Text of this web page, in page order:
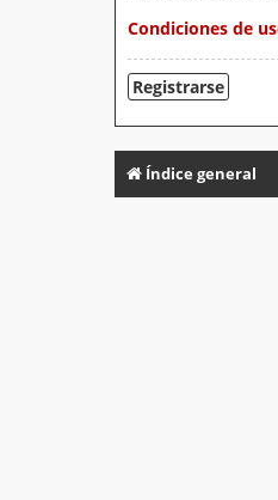
Condiciones de
Registrarse
Índice general